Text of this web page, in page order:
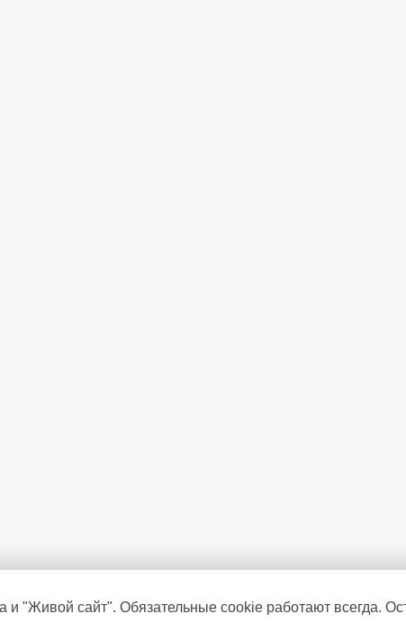
и "Живой сайт". Обязательные cookie работают всегда.